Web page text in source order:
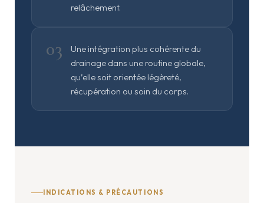
relâchement.
03
Une intégration plus cohérente du
drainage dans une routine globale,
qu’elle soit orientée légèreté,
récupération ou soin du corps.
INDICATIONS & PRÉCAUTIONS